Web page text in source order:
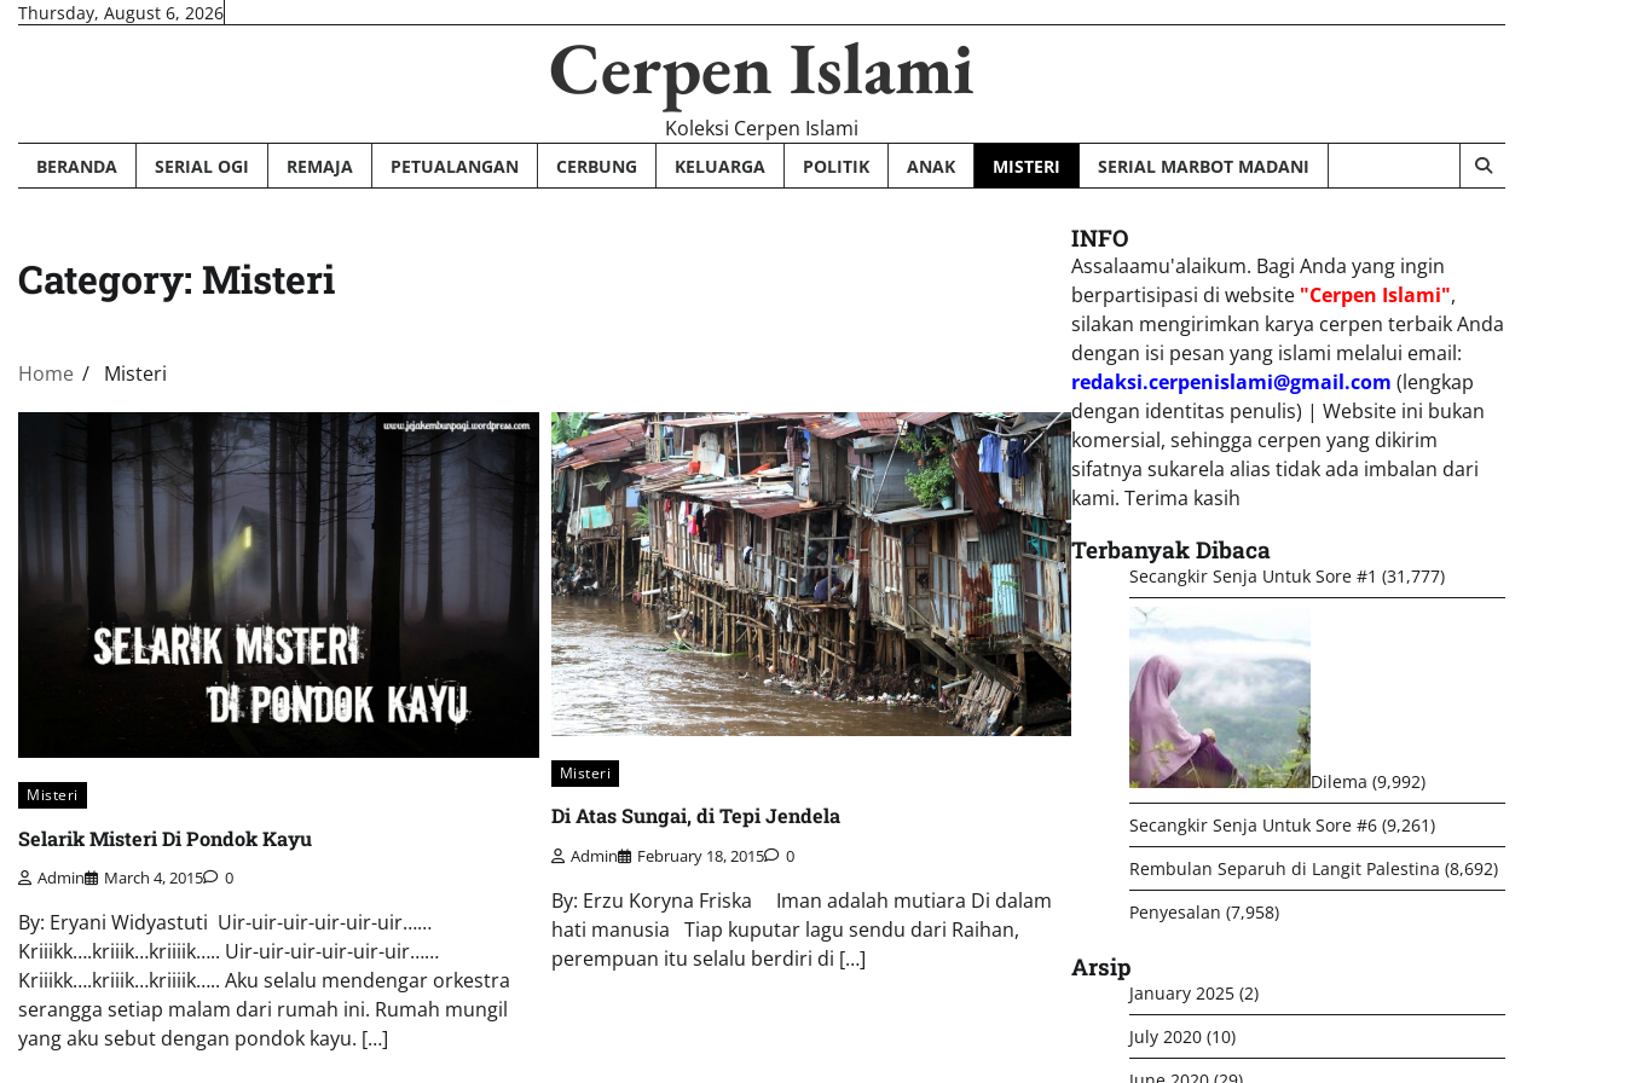
SkipThursday, August 6, 2026
Cerpen Islami
Koleksi Cerpen Islami
BERANDA SERIAL OGI REMAJA PETUALANGAN CERBUNG KELUARGA POLITIK ANAK MISTERI SERIAL MARBOT MADANI
Category: Misteri
Home Misteri
Misteri
Selarik Misteri Di Pondok Kayu
Admin March 4, 2015 0
By: Eryani Widyastuti Uir-uir-uir-uir-uir-uir……
Kriiikk….kriiik…kriiiik….. Uir-uir-uir-uir-uir-uir……
Kriiikk….kriiik…kriiiik….. Aku selalu mendengar orkestra
serangga setiap malam dari rumah ini. Rumah mungil
yang aku sebut dengan pondok kayu. […]
Misteri
Di Atas Sungai, di Tepi Jendela
Admin February 18, 2015 0
By: Erzu Koryna Friska Iman adalah mutiara Di dalam
hati manusia Tiap kuputar lagu sendu dari Raihan,
perempuan itu selalu berdiri di […]
INFO
Assalaamu'alaikum. Bagi Anda yang ingin
berpartisipasi di website "Cerpen Islami",
silakan mengirimkan karya cerpen terbaik Anda
dengan isi pesan yang islami melalui email:
redaksi.cerpenislami@gmail.com (lengkap
dengan identitas penulis) | Website ini bukan
komersial, sehingga cerpen yang dikirim
sifatnya sukarela alias tidak ada imbalan dari
kami. Terima kasih
Terbanyak Dibaca
Secangkir Senja Untuk Sore #1 (31,777)
Dilema (9,992)
Secangkir Senja Untuk Sore #6 (9,261)
Rembulan Separuh di Langit Palestina (8,692)
Penyesalan (7,958)
Arsip
January 2025 (2)
July 2020 (10)